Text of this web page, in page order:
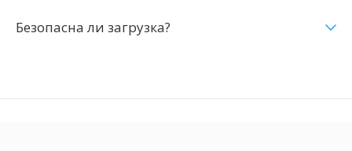
Безопасна ли загрузка?